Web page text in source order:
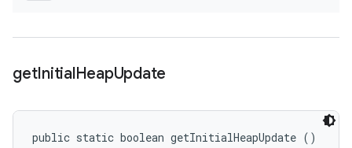
getInitialHeapUpdate
public static boolean getInitialHeapUpdate ()